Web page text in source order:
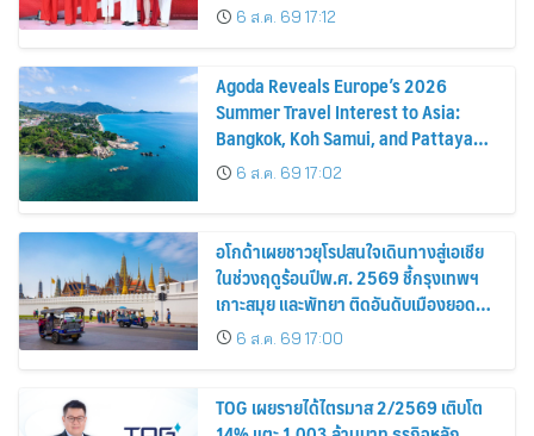
6 ส.ค. 69 17:12
Agoda Reveals Europe’s 2026
Summer Travel Interest to Asia:
Bangkok, Koh Samui, and Pattaya
Among the Top Cities
6 ส.ค. 69 17:02
อโกด้าเผยชาวยุโรปสนใจเดินทางสู่เอเชีย
ในช่วงฤดูร้อนปีพ.ศ. 2569 ชี้กรุงเทพฯ
เกาะสมุย และพัทยา ติดอันดับเมืองยอด
นิยม6 ส.ค. 69 17:00
TOG เผยรายได้ไตรมาส 2/2569 เติบโต